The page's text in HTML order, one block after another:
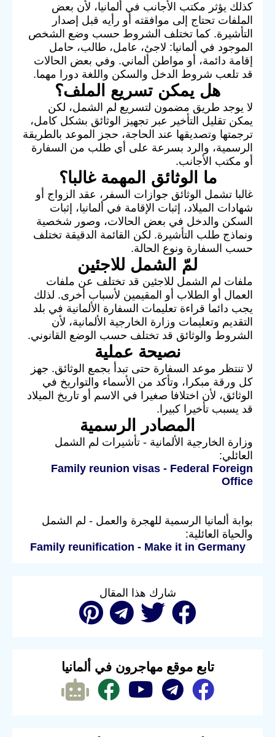
كذلك يؤثر مكتب الأجانب في ألمانيا، لأن بعض
الملفات تحتاج إلى موافقته أو رأيه قبل إصدار
التأشيرة. كما تختلف الشروط حسب وضع الشخص
الموجود في ألمانيا: لاجئ، عامل، طالب، حامل
إقامة دائمة، أو مواطن ألماني. وفي بعض الحالات
قد تلعب شروط الدخل والسكن واللغة دورا مهما.
هل يمكن تسريع الملف؟
لا يوجد طريق مضمون لتسريع لم الشمل، لكن
يمكن تقليل التأخير عبر تجهيز الوثائق بشكل كامل،
ترجمتها وتصديقها عند الحاجة، حجز الموعد بالطريقة
الرسمية، والرد بسرعة على أي طلب من السفارة
أو مكتب الأجانب.
ما الوثائق المهمة غالبا؟
غالبا تشمل الوثائق جوازات السفر، عقد الزواج أو
شهادات الميلاد، إثبات الإقامة في ألمانيا، إثبات
السكن والدخل في بعض الحالات، وصور شخصية
ونماذج طلب التأشيرة. لكن القائمة الدقيقة تختلف
حسب السفارة ونوع الحالة.
لمّ الشمل للاجئين
ملفات لم الشمل للاجئين قد تختلف عن ملفات
العمال أو الطلاب أو المقيمين لأسباب أخرى. لذلك
يجب دائما قراءة تعليمات السفارة الألمانية في بلد
التقديم وتعليمات وزارة الخارجية الألمانية، لأن
الشروط والوثائق قد تختلف حسب الوضع القانوني.
نصيحة عملية
لا تنتظر موعد السفارة حتى تبدأ بجمع الوثائق. جهز
كل ورقة مبكرا، وتأكد من الأسماء والتواريخ في
الوثائق، لأن اختلافا صغيرا في الاسم أو تاريخ الميلاد
قد يسبب تأخيرا كبيرا.
المصادر الرسمية
وزارة الخارجية الألمانية - تأشيرات لم الشمل
العائلي:
Family reunion visas - Federal Foreign
Office
بوابة ألمانيا الرسمية للهجرة والعمل - لم الشمل
والحياة العائلية:
Family reunification - Make it in Germany
شارك هذا المقال
تابع موقع مهاجرون في ألمانيا